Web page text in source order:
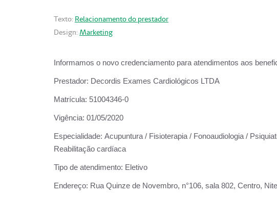
Texto: Relacionamento do prestador
Design: Marketing
Informamos o novo credenciamento para atendimentos aos
Prestador: Decordis Exames Cardiológicos LTDA
Matrícula: 51004346-0
Vigência: 01/05/2020
Especialidade: Acupuntura / Fisioterapia / Fonoaudiologia /
Reabilitação cardíaca
Tipo de atendimento: Eletivo
Endereço: Rua Quinze de Novembro, n°106, sala 802, Centro,